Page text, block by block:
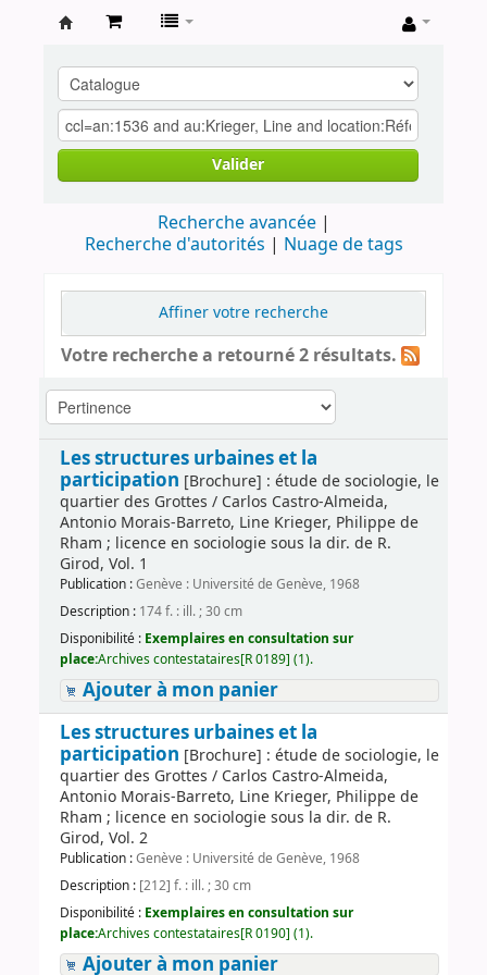
contestataires
Valider
Recherche avancée
Recherche d'autorités
Nuage de tags
Affiner votre recherche
Votre recherche a retourné 2 résultats.
Les structures urbaines et la
participation [Brochure] : étude de sociologie, le
quartier des Grottes / Carlos Castro-Almeida,
Antonio Morais-Barreto, Line Krieger, Philippe de
Rham ; licence en sociologie sous la dir. de R.
Girod, Vol. 1
Publication :Genève : Université de Genève, 1968
Description : 174 f. : ill. ; 30 cm
Disponibilité : Exemplaires en consultation sur
place:Archives contestataires[R 0189] (1).
Ajouter à mon panier
Les structures urbaines et la
participation [Brochure] : étude de sociologie, le
quartier des Grottes / Carlos Castro-Almeida,
Antonio Morais-Barreto, Line Krieger, Philippe de
Rham ; licence en sociologie sous la dir. de R.
Girod, Vol. 2
Publication :Genève : Université de Genève, 1968
Description : [212] f. : ill. ; 30 cm
Disponibilité : Exemplaires en consultation sur
place:Archives contestataires[R 0190] (1).
Ajouter à mon panier